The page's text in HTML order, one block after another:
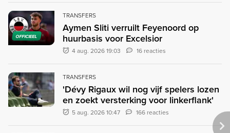
OFFICIEEL
TRANSFERS
Aymen Sliti verruilt Feyenoord op
huurbasis voor Excelsior
4 aug. 2026 19:03 16 reacties
TRANSFERS
'Dévy Rigaux wil nog vijf spelers lozen
en zoekt versterking voor linkerflank'
5 aug. 2026 10:47 166 reacties